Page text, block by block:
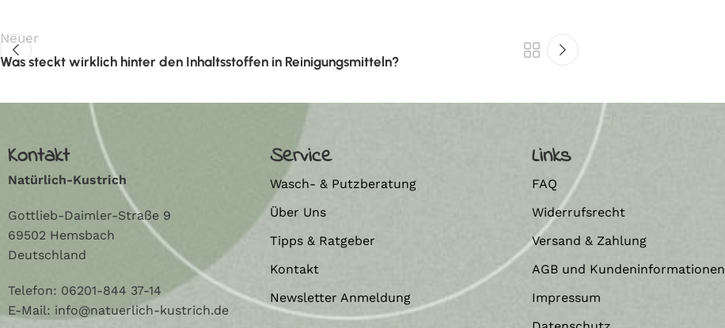
Neuer
Was steckt wirklich hinter den Inhaltsstoffen in Reinigungsmitteln?
Kontakt
Natürlich-Kustrich
Gottlieb-Daimler-Straße 9
69502 Hemsbach
Deutschland
Telefon: 06201-844 37-14
E-Mail: info@natuerlich-kustrich.de
Service
Wasch- & Putzberatung
Über Uns
Tipps & Ratgeber
Kontakt
Newsletter Anmeldung
Links
FAQ
Widerrufsrecht
Versand & Zahlung
AGB und Kundeninformationen
Impressum